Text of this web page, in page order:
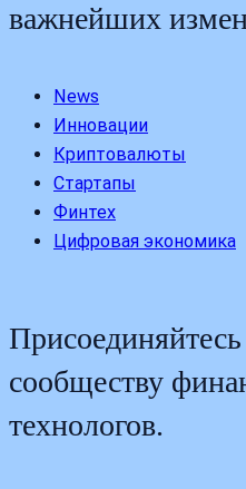
важнейших
News
Инновации
Криптовалюты
Стартапы
Финтех
Цифровая экономика
сообществу
технологов.